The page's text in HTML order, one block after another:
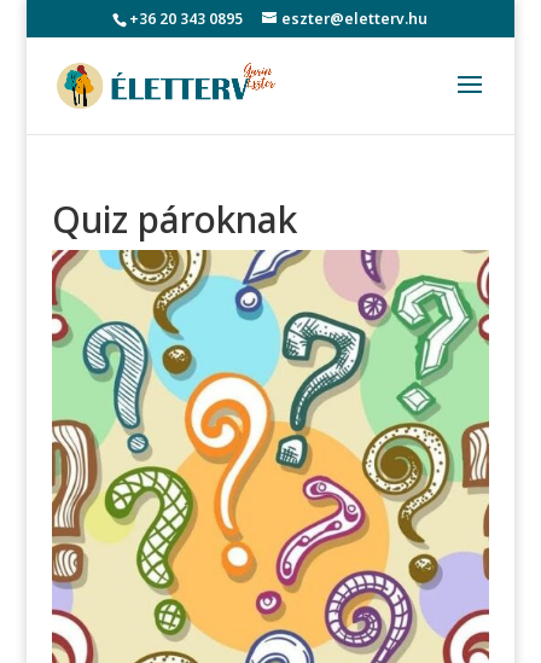
+36 20 343 0895 eszter@eletterv.hu
Quiz pároknak